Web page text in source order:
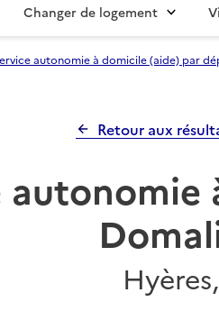
Changer de logement
autonomie à domicile (aide) par
Retour aux
autonomie